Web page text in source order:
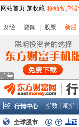
财经 要闻 股票 新股
行情中心 指数 期指
全球股市 上证
网站首页 加收藏 移动客户端